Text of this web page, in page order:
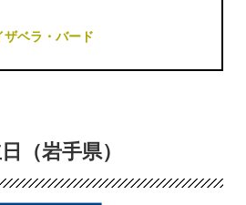
ザベラ・バード
（岩手県）